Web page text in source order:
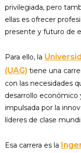
privilegiada, pero
ellas es ofrecer
presente y futuro de
Para ello, la
(UAG) tiene una
con las necesidades
desarrollo económico
impulsada por la
líderes de clase
Esa carrera es la